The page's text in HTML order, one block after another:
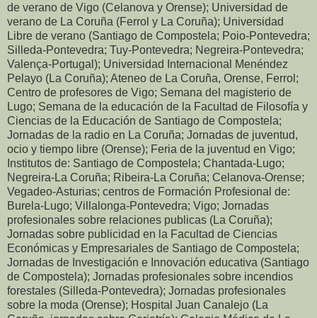
de verano de Vigo (Celanova y Orense); Universidad de
verano de La Coruña (Ferrol y La Coruña); Universidad
Libre de verano (Santiago de Compostela; Poio-Pontevedra;
Silleda-Pontevedra; Tuy-Pontevedra; Negreira-Pontevedra;
Valença-Portugal); Universidad Internacional Menéndez
Pelayo (La Coruña); Ateneo de La Coruña, Orense, Ferrol;
Centro de profesores de Vigo; Semana del magisterio de
Lugo; Semana de la educación de la Facultad de Filosofía y
Ciencias de la Educación de Santiago de Compostela;
Jornadas de la radio en La Coruña; Jornadas de juventud,
ocio y tiempo libre (Orense); Feria de la juventud en Vigo;
Institutos de: Santiago de Compostela; Chantada-Lugo;
Negreira-La Coruña; Ribeira-La Coruña; Celanova-Orense;
Vegadeo-Asturias; centros de Formación Profesional de:
Burela-Lugo; Villalonga-Pontevedra; Vigo; Jornadas
profesionales sobre relaciones publicas (La Coruña);
Jornadas sobre publicidad en la Facultad de Ciencias
Económicas y Empresariales de Santiago de Compostela;
Jornadas de Investigación e Innovación educativa (Santiago
de Compostela); Jornadas profesionales sobre incendios
forestales (Silleda-Pontevedra); Jornadas profesionales
sobre la moda (Orense); Hospital Juan Canalejo (La